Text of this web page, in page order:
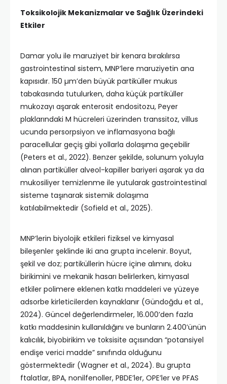
Toksikolojik Mekanizmalar ve Sağlık Üzerindeki
Etkiler
Damar yolu ile maruziyet bir kenara bırakılırsa
gastrointestinal sistem, MNP’lere maruziyetin ana
kapısıdır. 150 µm’den büyük partiküller mukus
tabakasında tutulurken, daha küçük partiküller
mukozayı aşarak enterosit endositozu, Peyer
plaklarındaki M hücreleri üzerinden transsitoz, villus
ucunda persorpsiyon ve inflamasyona bağlı
paracellular geçiş gibi yollarla dolaşıma geçebilir
(Peters et al., 2022). Benzer şekilde, solunum yoluyla
alınan partiküller alveol-kapiller bariyeri aşarak ya da
mukosiliyer temizlenme ile yutularak gastrointestinal
sisteme taşınarak sistemik dolaşıma
katılabilmektedir (Sofield et al., 2025).
MNP’lerin biyolojik etkileri fiziksel ve kimyasal
bileşenler şeklinde iki ana grupta incelenir. Boyut,
şekil ve doz; partiküllerin hücre içine alımını, doku
birikimini ve mekanik hasarı belirlerken, kimyasal
etkiler polimere eklenen katkı maddeleri ve yüzeye
adsorbe kirleticilerden kaynaklanır (Gündoğdu et al.,
2024). Güncel değerlendirmeler, 16.000’den fazla
katkı maddesinin kullanıldığını ve bunların 2.400’ünün
kalıcılık, biyobirikim ve toksisite açısından “potansiyel
endişe verici madde” sınıfında olduğunu
göstermektedir (Wagner et al., 2024). Bu grupta
ftalatlar, BPA, nonilfenoller, PBDE’ler, OPE’ler ve PFAS